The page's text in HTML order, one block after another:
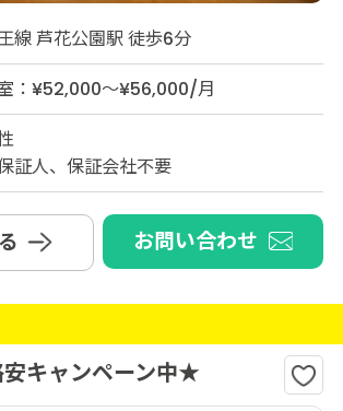
線 芦花公園駅 徒歩6分
：¥52,000～¥56,000/月
証人、保証会社不要
お問い合わせ
キャンペーン中★